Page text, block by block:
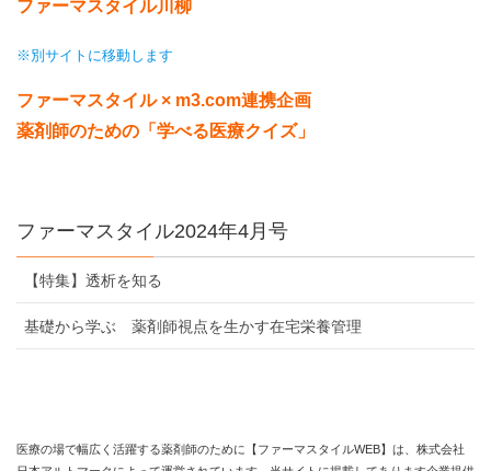
ファーマスタイル川柳
※別サイトに移動します
ファーマスタイル × m3.com連携企画
薬剤師のための「学べる医療クイズ」
ファーマスタイル2024年4月号
【特集】透析を知る
基礎から学ぶ 薬剤師視点を生かす在宅栄養管理
医療の場で幅広く活躍する薬剤師のために【ファーマスタイルWEB】は、株式会社